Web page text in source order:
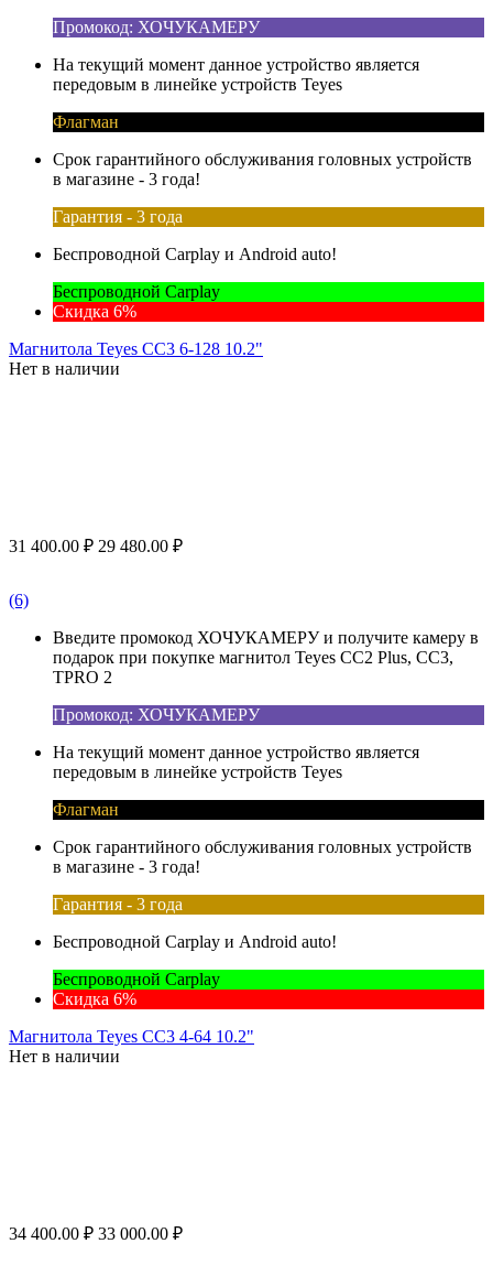
Промокод: ХОЧУКАМЕРУ
На текущий момент данное устройство является
передовым в линейке устройств Teyes
Флагман
Срок гарантийного обслуживания головных устройств
в магазине - 3 года!
Гарантия - 3 года
Беспроводной Carplay и Android auto!
Беспроводной Carplay
Скидка 6%
Магнитола Teyes CC3 6-128 10.2"
Нет в наличии
31 400.00 ₽ 29 480.00 ₽
(6)
Введите промокод ХОЧУКАМЕРУ и получите камеру в
подарок при покупке магнитол Teyes CC2 Plus, CC3,
TPRO 2
Промокод: ХОЧУКАМЕРУ
На текущий момент данное устройство является
передовым в линейке устройств Teyes
Флагман
Срок гарантийного обслуживания головных устройств
в магазине - 3 года!
Гарантия - 3 года
Беспроводной Carplay и Android auto!
Беспроводной Carplay
Скидка 6%
Магнитола Teyes CC3 4-64 10.2"
Нет в наличии
34 400.00 ₽ 33 000.00 ₽